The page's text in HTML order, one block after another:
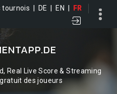
tournois DE EN FR
Real Live Score & Streaming
des joueurs